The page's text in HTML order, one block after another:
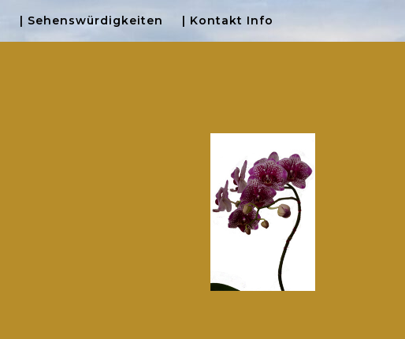
| Sehenswürdigkeiten | Kontakt Info